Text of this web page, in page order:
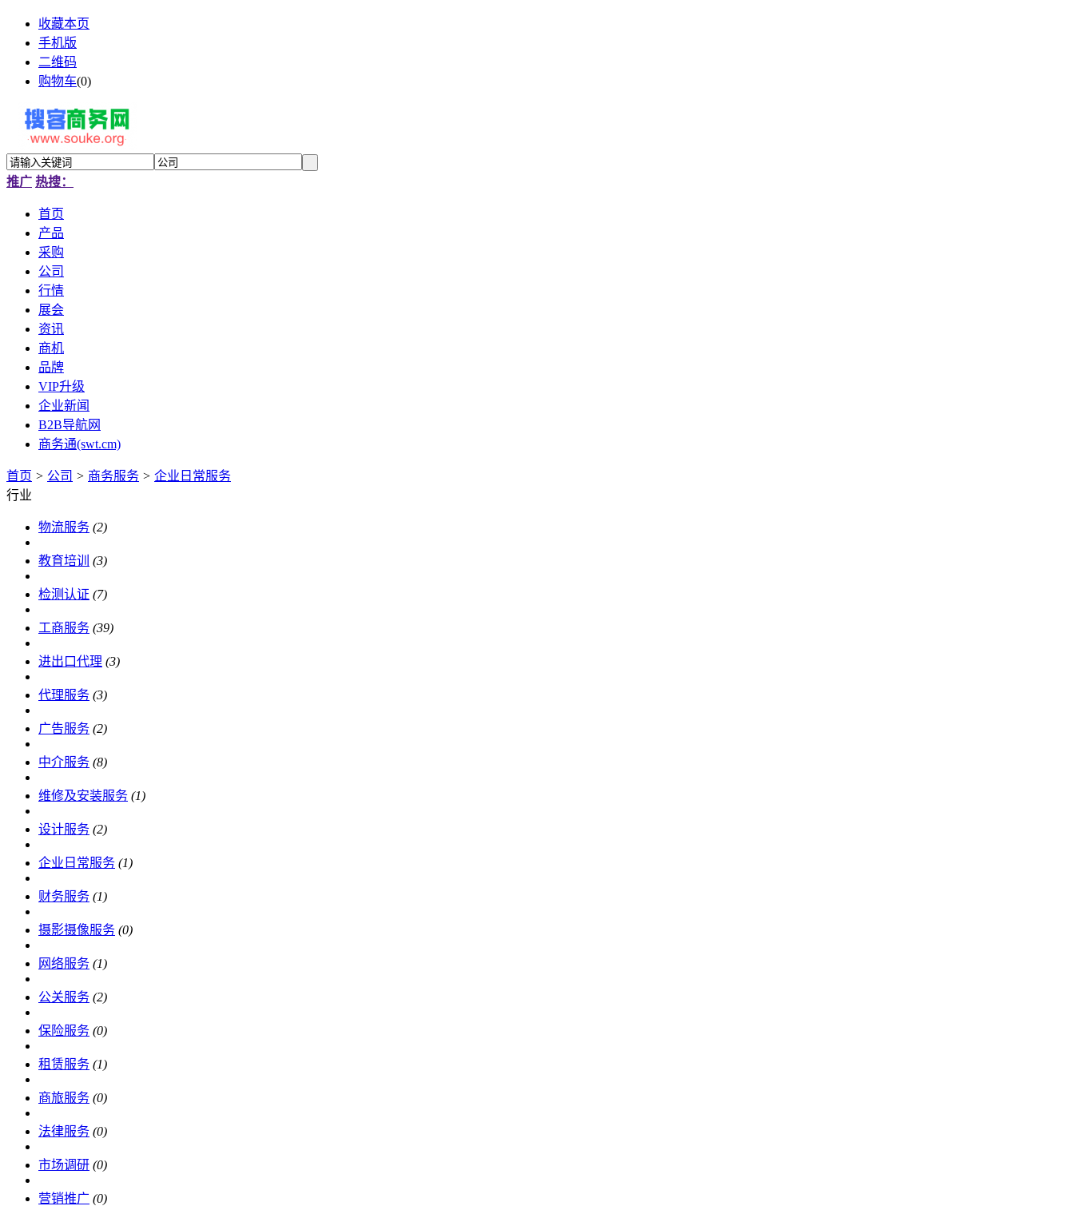
收藏本页
手机版
二维码
购物车(0)
推广 热搜：
首页
产品
采购
公司
行情
展会
资讯
商机
品牌
VIP升级
企业新闻
B2B导航网
商务通(swt.cm)
首页 > 公司 > 商务服务 > 企业日常服务
行业
物流服务 (2)
教育培训 (3)
检测认证 (7)
工商服务 (39)
进出口代理 (3)
代理服务 (3)
广告服务 (2)
中介服务 (8)
维修及安装服务 (1)
设计服务 (2)
企业日常服务 (1)
财务服务 (1)
摄影摄像服务 (0)
网络服务 (1)
公关服务 (2)
保险服务 (0)
租赁服务 (1)
商旅服务 (0)
法律服务 (0)
市场调研 (0)
营销推广 (0)